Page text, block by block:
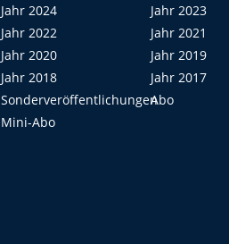
Jahr 2024
Jahr 2023
Jahr 2022
Jahr 2021
Jahr 2020
Jahr 2019
Jahr 2018
Jahr 2017
SonderveröffentlichungenAbo
Mini-Abo